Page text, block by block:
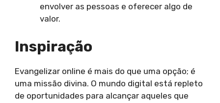
envolver as pessoas e oferecer algo de
valor.
Inspiração
Evangelizar online é mais do que uma opção; é
uma missão divina. O mundo digital está repleto
de oportunidades para alcançar aqueles que